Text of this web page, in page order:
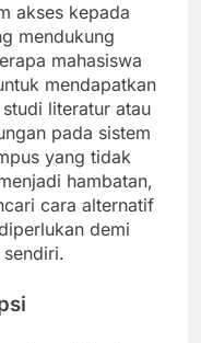
akses kepada
mendukung
mahasiswa
mendapatkan
literatur atau
pada sistem
yang tidak
hambatan,
cara alternatif
demi